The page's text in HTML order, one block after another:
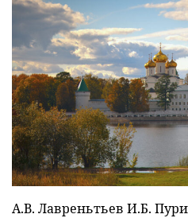
А.В. Лавреньтьев И.Б.